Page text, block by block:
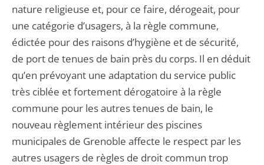
nature religieuse et, pour ce faire, dérogeait, pour
une catégorie d’usagers, à la règle commune,
édictée pour des raisons d’hygiène et de sécurité,
de port de tenues de bain près du corps. Il en déduit
qu’en prévoyant une adaptation du service public
très ciblée et fortement dérogatoire à la règle
commune pour les autres tenues de bain, le
nouveau règlement intérieur des piscines
municipales de Grenoble affecte le respect par les
autres usagers de règles de droit commun trop